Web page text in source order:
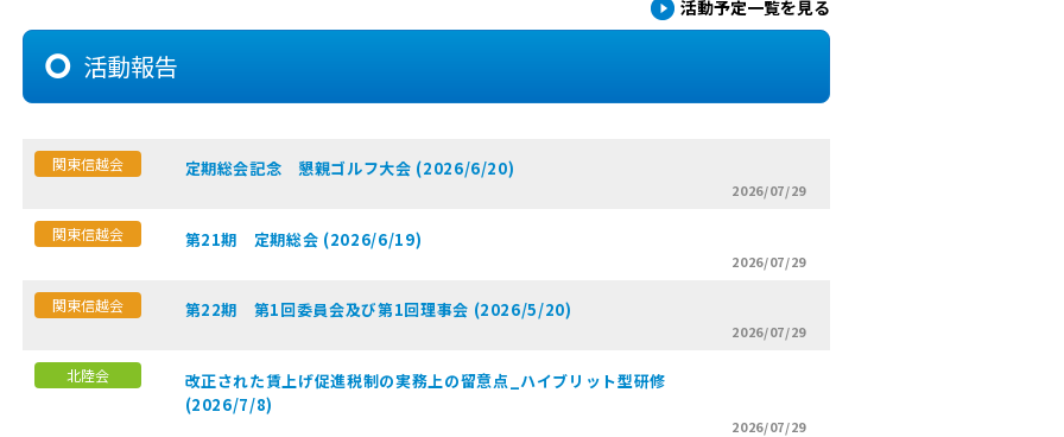
活動予定一覧を見る
活動報告
関東信越会 定期総会記念 懇親ゴルフ大会 (2026/6/20)
2026/07/29
関東信越会 第21期 定期総会 (2026/6/19)
2026/07/29
関東信越会 第22期 第1回委員会及び第1回理事会 (2026/5/20)
2026/07/29
北陸会
改正された賃上げ促進税制の実務上の留意点_ハイブリット型研修
(2026/7/8)
2026/07/29